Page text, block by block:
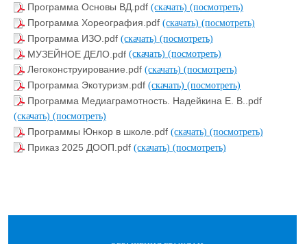
Программа Основы ВД.pdf (скачать) (посмотреть)
Программа Хореография.pdf (скачать) (посмотреть)
Программа ИЗО.pdf (скачать) (посмотреть)
МУЗЕЙНОЕ ДЕЛО.pdf (скачать) (посмотреть)
Легоконструирование.pdf (скачать) (посмотреть)
Программа Экотуризм.pdf (скачать) (посмотреть)
Программа Медиаграмотность. Надейкина Е. В..pdf
(скачать) (посмотреть)
Программы Юнкор в школе.pdf (скачать) (посмотреть)
Приказ 2025 ДООП.pdf (скачать) (посмотреть)